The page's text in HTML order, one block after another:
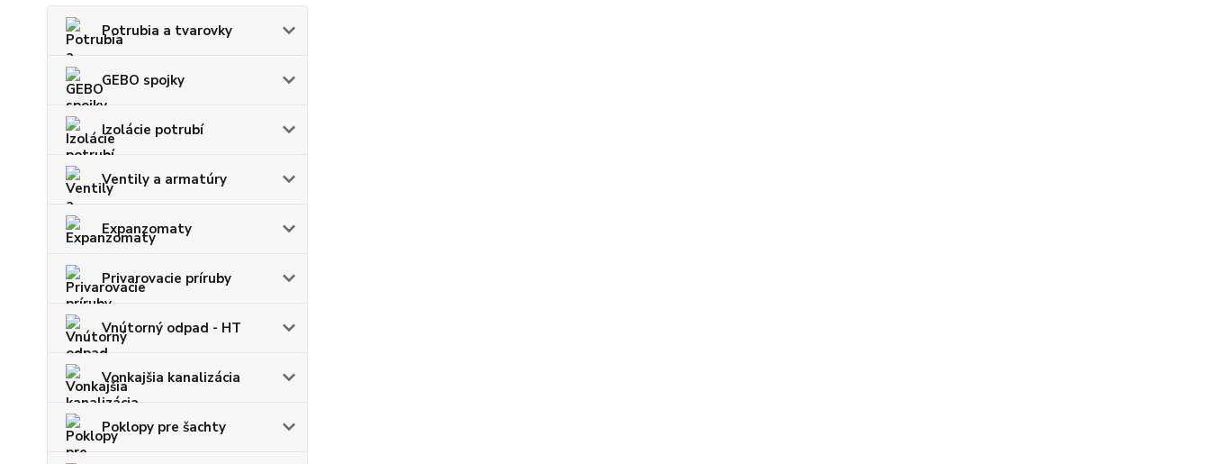
Potrubia a tvarovky
GEBO spojky
Izolácie potrubí
Ventily a armatúry
Expanzomaty
Privarovacie príruby
Vnútorný odpad - HT
Vonkajšia kanalizácia
Poklopy pre šachty